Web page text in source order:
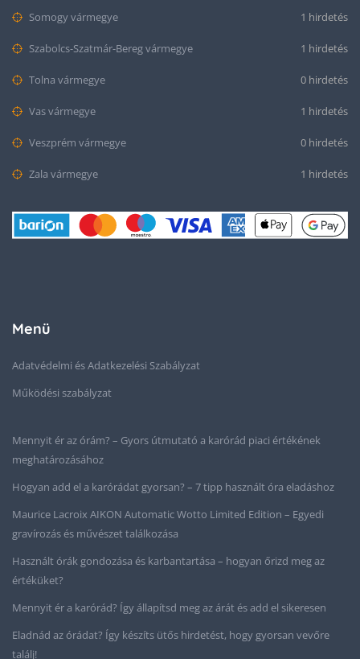
Somogy vármegye 1 hirdetés
Szabolcs-Szatmár-Bereg vármegye 1 hirdetés
Tolna vármegye 0 hirdetés
Vas vármegye 1 hirdetés
Veszprém vármegye 0 hirdetés
Zala vármegye 1 hirdetés
Menü
Adatvédelmi és Adatkezelési Szabályzat
Működési szabályzat
Mennyit ér az órám? – Gyors útmutató a karórád piaci értékének
meghatározásához
Hogyan add el a karórádat gyorsan? – 7 tipp használt óra eladáshoz
Maurice Lacroix AIKON Automatic Wotto Limited Edition – Egyedi
gravírozás és művészet találkozása
Használt órák gondozása és karbantartása – hogyan őrizd meg az
értéküket?
Mennyit ér a karórád? Így állapítsd meg az árát és add el sikeresen
Eladnád az órádat? Így készíts ütős hirdetést, hogy gyorsan vevőre
találj!